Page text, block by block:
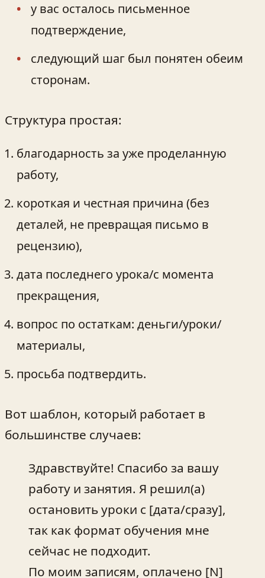
у вас осталось письменное
подтверждение,
следующий шаг был понятен обеим
сторонам.
Структура простая:
благодарность за уже проделанную
работу,
короткая и честная причина (без
деталей, не превращая письмо в
рецензию),
дата последнего урока/с момента
прекращения,
вопрос по остаткам: деньги/уроки/
материалы,
просьба подтвердить.
Вот шаблон, который работает в
большинстве случаев:
Здравствуйте! Спасибо за вашу
работу и занятия. Я решил(а)
остановить уроки с [дата/сразу],
так как формат обучения мне
сейчас не подходит.
По моим записям, оплачено [N]